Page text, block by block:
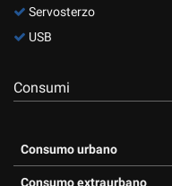
Servosterzo
USB
Consumi
Consumo urbano
Consumo extraurbano
qualsiasi
momento.